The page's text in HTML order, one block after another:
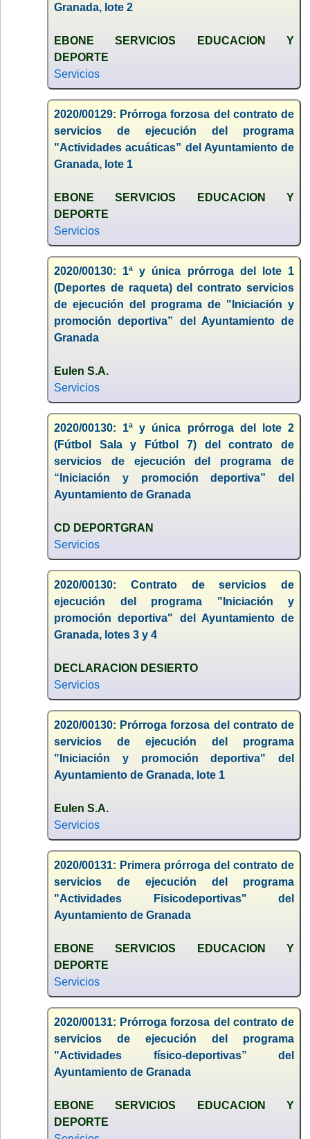
Granada, lote 2
EBONE SERVICIOS EDUCACION Y
DEPORTE
Servicios
2020/00129: Prórroga forzosa del contrato de
servicios de ejecución del programa
"Actividades acuáticas” del Ayuntamiento de
Granada, lote 1
EBONE SERVICIOS EDUCACION Y
DEPORTE
Servicios
2020/00130: 1ª y única prórroga del lote 1
(Deportes de raqueta) del contrato servicios
de ejecución del programa de "Iniciación y
promoción deportiva” del Ayuntamiento de
Granada
Eulen S.A.
Servicios
2020/00130: 1ª y única prórroga del lote 2
(Fútbol Sala y Fútbol 7) del contrato de
servicios de ejecución del programa de
“Iniciación y promoción deportiva” del
Ayuntamiento de Granada
CD DEPORTGRAN
Servicios
2020/00130: Contrato de servicios de
ejecución del programa "Iniciación y
promoción deportiva" del Ayuntamiento de
Granada, lotes 3 y 4
DECLARACION DESIERTO
Servicios
2020/00130: Prórroga forzosa del contrato de
servicios de ejecución del programa
"Iniciación y promoción deportiva" del
Ayuntamiento de Granada, lote 1
Eulen S.A.
Servicios
2020/00131: Primera prórroga del contrato de
servicios de ejecución del programa
"Actividades Fisicodeportivas" del
Ayuntamiento de Granada
EBONE SERVICIOS EDUCACION Y
DEPORTE
Servicios
2020/00131: Prórroga forzosa del contrato de
servicios de ejecución del programa
"Actividades físico-deportivas” del
Ayuntamiento de Granada
EBONE SERVICIOS EDUCACION Y
DEPORTE